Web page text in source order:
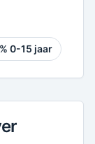
% 0-15 jaar